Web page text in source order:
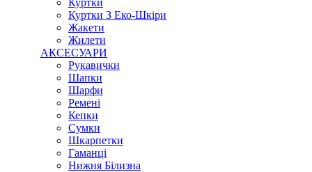
Куртки
Куртки З Еко-Шкіри
Жакети
Жилети
АКСЕСУАРИ
Рукавички
Шапки
Шарфи
Ремені
Кепки
Сумки
Шкарпетки
Гаманці
Нижня Білизна